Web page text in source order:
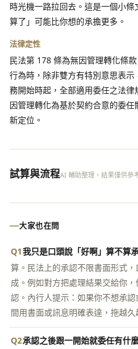
時光機一路拉回去。這是一個小
算了」可能比你想的承擔更多。
法律定性
民法第 178 條為無因管理轉化條
行為時，除非雙方有特別意思表
務開始時起，全部適用委任之法
因管理轉化為基於契約合意的委
新定位。
試算與流程AI 輔助整理，結果僅供參
大家也在問
Q1我只是口頭說「好啊」算不算
算。民法上的承認不限書面形式
成。例如對方把處理結果交給你
認。內行人提示：如果你不想承
間用書面或訊息明確表達，拖越
Q2承認之後跟一開始就委任有什